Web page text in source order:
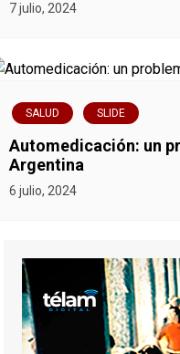
7 julio, 2024
SALUD SLIDE
Automedicación: un
Argentina
6 julio, 2024